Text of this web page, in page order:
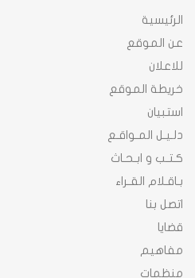
الرئيسية
عن الموقع
للاعلان
خريطة الموقع
استبيان
دلـيـل المـواقـع
كـتـب و ابـحـاث
بـاقـلام القـراء
اتصل بنا
قضايا
مفاهيم
منظمات